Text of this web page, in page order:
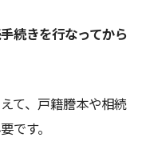
続きを行なってから
て、戸籍謄本や相続
です。